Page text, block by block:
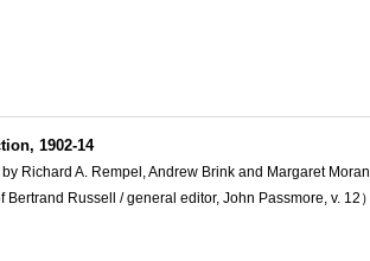
1902-14
Richard A. Rempel, Andrew Brink and Margaret Moran
Bertrand Russell / general editor, John Passmore, v. 12）